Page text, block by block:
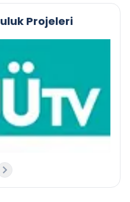
Projeleri